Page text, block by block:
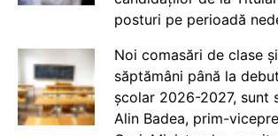
posturi pe perioadă
Noi comasări de clase
săptămâni până la
școlar 2026-2027, sunt
Alin Badea, prim-